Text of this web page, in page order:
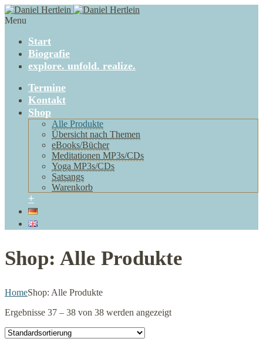
Menu
Start
Biografie
explore. unfold. realize.
Termine
Kontakt
Shop
Alle Produkte
Übersicht nach Themen
eBooks/Bücher
Meditationen MP3s/CDs
Yoga MP3s/CDs
Satsangs
Warenkorb
+
Shop: Alle Produkte
HomeShop: Alle Produkte
Ergebnisse 37 – 38 von 38 werden angezeigt